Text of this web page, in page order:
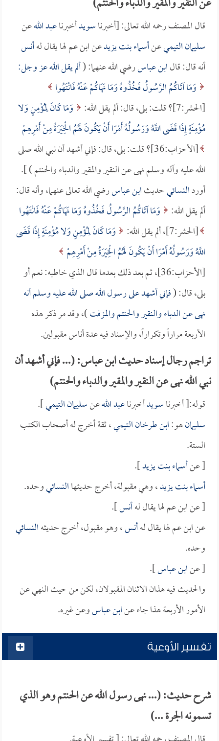
قال المصنف رحمه الله تعالى: [أخبرناسويدأخبرناعبد اللهعن
سليمان التيميعنأسماء بنت يزيدعن ابن عم لها يقال لهأنس
أنه قال: قالابن عباسرضي الله عنهما: (ألم يقل الله عز وجل:
وَمَا آتَاكُمُ الرَّسُولُ فَخُذُوهُ وَمَا نَهَاكُمْ عَنْهُ فَانْتَهُوا
[الحشر:7]؟ قلت: بلى، قال: ألم يقل الله:
وَمَا كَانَ لِمُؤْمِنٍ وَلا
مُؤْمِنَةٍ إِذَا قَضَى اللَّهُ وَرَسُولُهُ أَمْرًا أَنْ يَكُونَ لَهُمُ الْخِيَرَةُ مِنْ أَمْرِهِمْ
[الأحزاب:36]؟ قلت: بلى، قال: فإني أشهد أن نبي الله صلى
الله عليه وآله وسلم نهى عن النقير والمقير والدباء والحنتم ) ].
أوردالنسائيحديثابن عباسرضي الله تعالى عنهما، وأنه قال:
ألم يقل الله:
وَمَا آتَاكُمُ الرَّسُولُ فَخُذُوهُ وَمَا نَهَاكُمْ عَنْهُ فَانْتَهُوا
[الحشر:7]، ألم يقل الله:
وَمَا كَانَ لِمُؤْمِنٍ وَلا مُؤْمِنَةٍ إِذَا قَضَى
اللَّهُ وَرَسُولُهُ أَمْرًا أَنْ يَكُونَ لَهُمُ الْخِيَرَةُ مِنْ أَمْرِهِمْ
[الأحزاب:36]، ثم بعد ذلك بعدما قال الذي خاطبه: نعم أو
بلى، قال: (فإني أشهد على رسول الله صلى الله عليه وسلم أنه
نهى عن الدباء والنقير والحنتم والمزفت)، وقد مر ذكر هذه
الأربعة مراراً وتكراراً، والإسناد فيه عدة أناس مقبولين.
تراجم رجال إسناد حديث ابن عباس: (... فإني أشهد أن
نبي الله نهى عن النقير والمقير والدباء والحنتم)
قوله:[ أخبرناسويدأخبرناعبد اللهعنسليمان التيمي].
سليمانهو:ابن طرخان التيمي، ثقة أخرج له أصحاب الكتب
الستة.
[ عنأسماء بنت يزيد].
أسماء بنت يزيد، وهي مقبولة، أخرج حديثهاالنسائيوحده.
[ عن ابن عم لها يقال لهأنس].
عن ابن عم لها يقال لهأنس، وهو مقبول، أخرج حديثهالنسائي
وحده.
[ عنابن عباس].
والحديث فيه هذان الاثنان المقبولان، لكن من حيث النهي عن
الأمور الأربعة هذا جاء عنابن عباسوعن غيره.
تفسير الأوعية
شرح حديث: (... نهى رسول الله عن الحنتم وهو الذي
تسمونه الجرة ...)